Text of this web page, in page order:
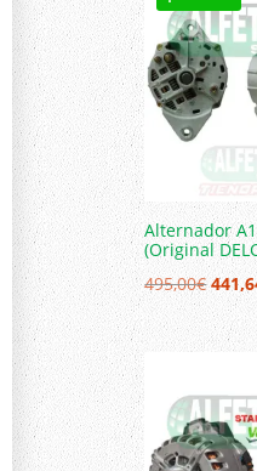
Alternador
(Original
495,00€El
precio